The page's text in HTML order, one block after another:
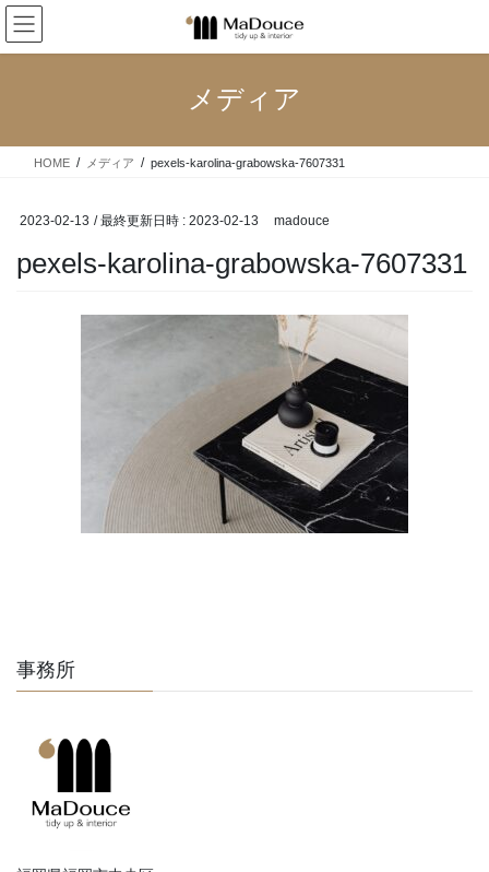
コ
ン
テ
ス
ナ
ビ
ゲ
ン
メディア
HOME メディア pexels-karolina-grabowska-7607331
2023-02-13 / 最終更新日時 : 2023-02-13 madouce
pexels-karolina-grabowska-7607331
事務所